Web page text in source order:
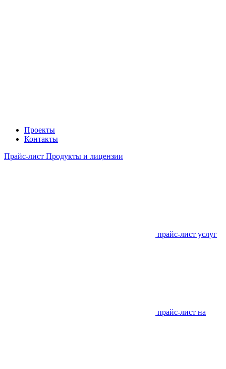
Проекты
Контакты
Прайс-лист Продукты и лицензии
прайс-лист услуг
прайс-лист на